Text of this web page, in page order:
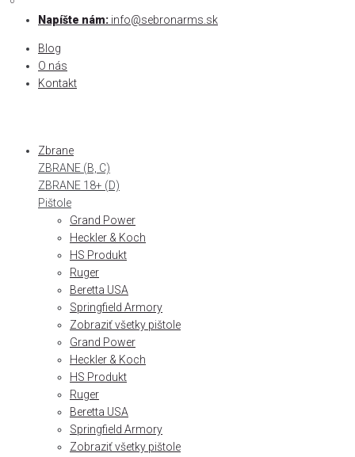
Skip
content
Napíšte nám: info@sebronarms.sk
Blog
O nás
Kontakt
Zbrane
ZBRANE (B, C)
ZBRANE 18+ (D)
Pištole
Grand Power
Heckler & Koch
HS Produkt
Ruger
Beretta USA
Springfield Armory
Zobraziť všetky pištole
Grand Power
Heckler & Koch
HS Produkt
Ruger
Beretta USA
Springfield Armory
Zobraziť všetky pištole